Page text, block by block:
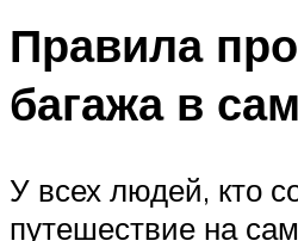
Правила
багажа в
У всех людей, кто
путешествие на